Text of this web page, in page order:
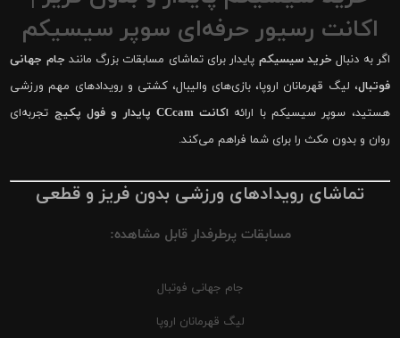
اکانت رسیور حرفه‌ای سوپر سیسیکم
اگر به دنبال خرید سیسیکم پایدار برای تماشای مسابقات بزرگ مانند جام جهانی
فوتبال، لیگ قهرمانان اروپا، بازی‌های والیبال، کشتی و رویدادهای مهم ورزشی
هستید، سوپر سیسیکم با ارائه اکانت CCcam پایدار و فول پکیج
تجربه‌ای
روان و بدون مکث را برای شما فراهم می‌کند.
تماشای رویدادهای ورزشی بدون فریز و قطعی
مسابقات پرطرفدار قابل مشاهده:
جام جهانی فوتبال
لیگ قهرمانان اروپا